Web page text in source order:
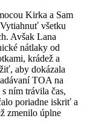
Kirka a Sam
všetku
Avšak Lana
nátlaky od
krádež a
aby dokázala
TOA na
ním trávila čas,
poriadne iskriť a
zmenilo úplne